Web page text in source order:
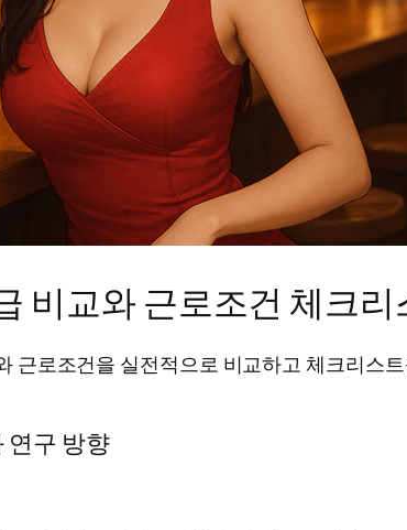
비교와 근로조건 체크리
근로조건을 실전적으로 비교하고 체크리스
연구 방향